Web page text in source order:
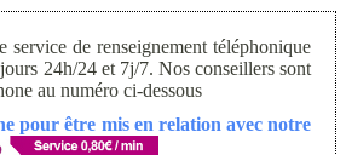
service de renseignement téléphonique
24h/24 et 7j/7. Nos conseillers sont
au numéro ci-dessous
pour être mis en relation avec notre